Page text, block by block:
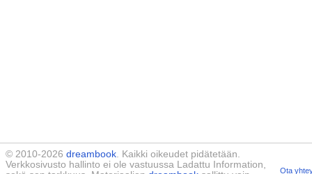
© 2010-2026 dreambook. Kaikki oikeudet pidätetään.
Verkkosivusto hallinto ei ole vastuussa Ladattu Information,
Ota